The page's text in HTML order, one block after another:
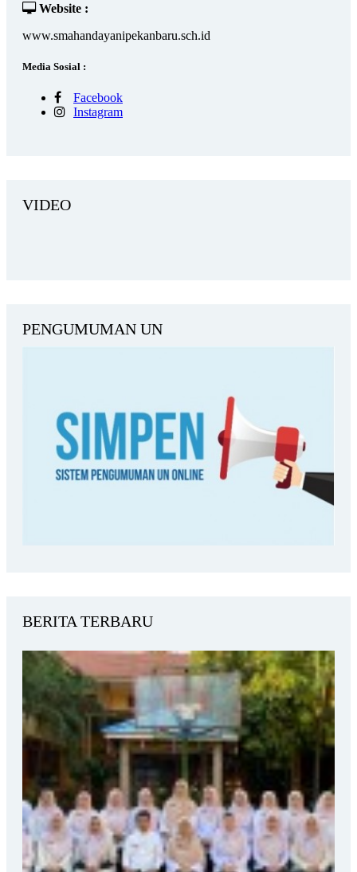
Website :
www.smahandayanipekanbaru.sch.id
Media Sosial :
Facebook
Instagram
VIDEO
PENGUMUMAN UN
BERITA TERBARU